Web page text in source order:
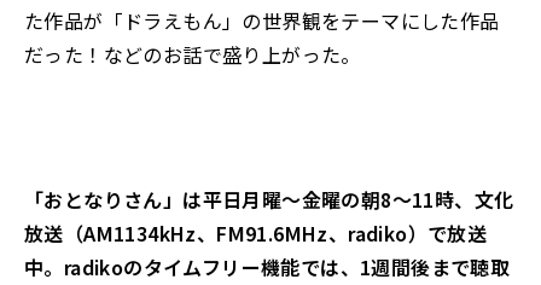
た作品が「ドラえもん」の世界観をテーマにした作品
だった！などのお話で盛り上がった。
「おとなりさん」は平日月曜～金曜の朝8～11時、文化
放送（AM1134kHz、FM91.6MHz、radiko）で放送
中。radikoのタイムフリー機能では、1週間後まで聴取